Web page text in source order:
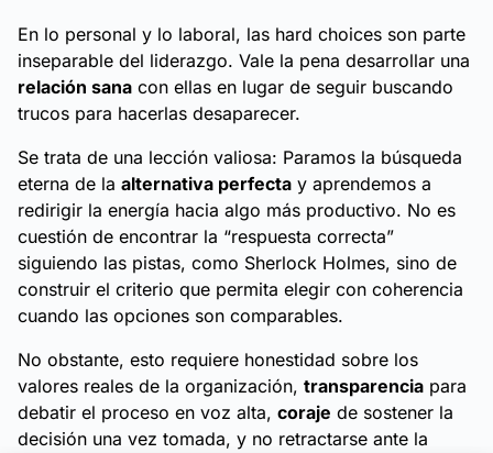
En lo personal y lo laboral, las hard choices son parte
inseparable del liderazgo. Vale la pena desarrollar una
relación sana con ellas en lugar de seguir buscando
trucos para hacerlas desaparecer.
Se trata de una lección valiosa: Paramos la búsqueda
eterna de la alternativa perfecta y aprendemos a
redirigir la energía hacia algo más productivo. No es
cuestión de encontrar la “respuesta correcta”
siguiendo las pistas, como Sherlock Holmes, sino de
construir el criterio que permita elegir con coherencia
cuando las opciones son comparables.
No obstante, esto requiere honestidad sobre los
valores reales de la organización, transparencia para
debatir el proceso en voz alta, coraje de sostener la
decisión una vez tomada, y no retractarse ante la